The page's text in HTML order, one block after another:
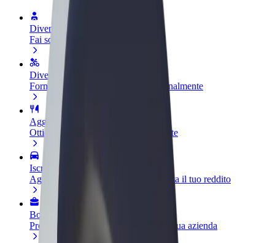
Diventa un driver
Fai soldi alle tue condizioni
Diventa un autista Bolt
Fornisci cibo e ricevi pagato settimanalmente
Aggiungi il tuo ristorante o negozio
Ottieni più clienti e aumenta le vendite
Iscriviti come proprietario della flotta
Aggiungi la tua flotta a Bolt e aumenta il tuo reddito
Bolt per le aziende
Prodotti e servizi Bolt scalabili per la tua azienda